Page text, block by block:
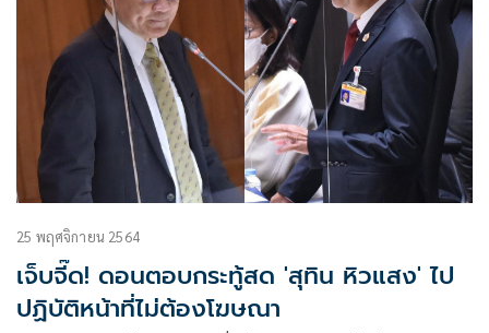
25 พฤศจิกายน 2564
เจ็บจี๊ด! ดอนตอบกระทู้สด 'สุทิน หิวแสง' ไป
ปฏิบัติหน้าที่ไม่ต้องโฆษณา